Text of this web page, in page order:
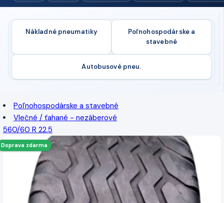
Nákladné pneumatiky
Poľnohospodárske a
stavebné
Autobusové pneu.
Poľnohospodárske a stavebné
Vlečné / ťahané - nezáberové
560/60 R 22.5
Doprava zdarma